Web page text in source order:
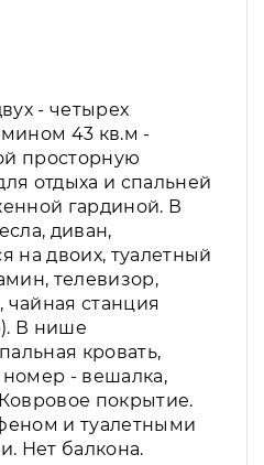
- четырех
43 кв.м -
просторную
отдыха и спальней
гардиной. В
диван,
на двоих, туалетный
телевизор,
станция
В нише
кровать,
- вешалка,
покрытие.
и туалетными
Нет балкона.